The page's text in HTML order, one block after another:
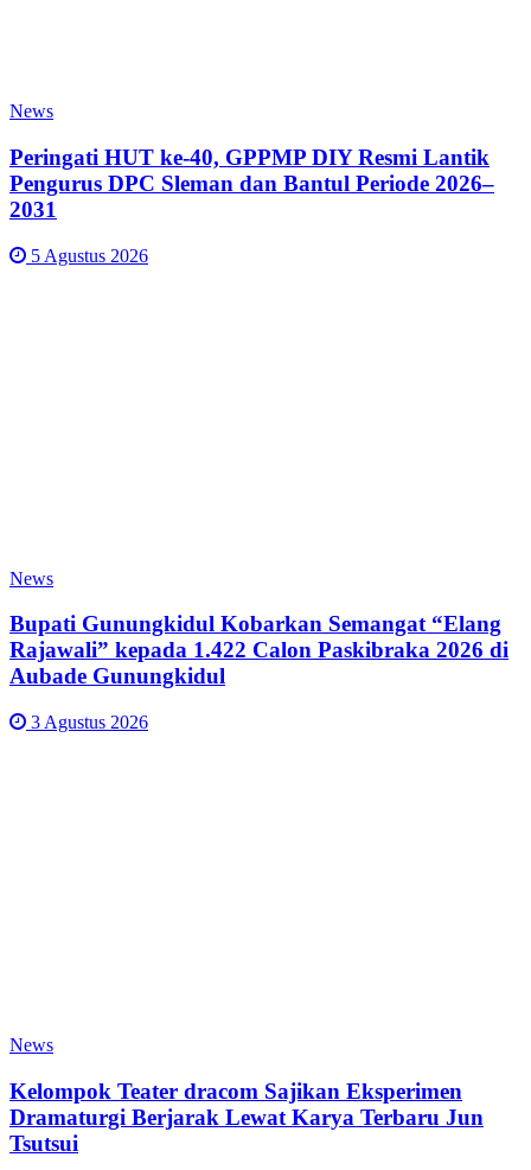
News
Peringati HUT ke-40, GPPMP DIY Resmi Lantik
Pengurus DPC Sleman dan Bantul Periode 2026–
2031
5 Agustus 2026
News
Bupati Gunungkidul Kobarkan Semangat “Elang
Rajawali” kepada 1.422 Calon Paskibraka 2026 di
Aubade Gunungkidul
3 Agustus 2026
News
Kelompok Teater dracom Sajikan Eksperimen
Dramaturgi Berjarak Lewat Karya Terbaru Jun
Tsutsui